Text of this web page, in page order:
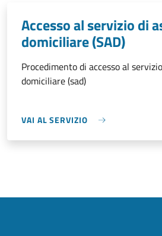
Accesso al servizio di
domiciliare (SAD)
Procedimento di accesso al
domiciliare (sad)
VAI AL SERVIZIO